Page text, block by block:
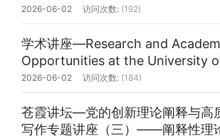
2026-06-02 (192)
学术讲座—Research and
Opportunities at the University
2026-06-02 (184)
苍霞讲坛—党的创新理论阐释与高
写作专题讲座（三）——阐释性理